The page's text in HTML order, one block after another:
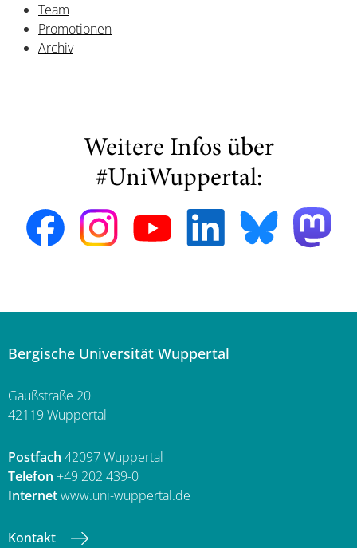
Team
Promotionen
Archiv
Weitere Infos über
#UniWuppertal:
Bergische Universität Wuppertal
Gaußstraße 20
42119 Wuppertal
Postfach 42097 Wuppertal
Telefon +49 202 439-0
Internetwww.uni-wuppertal.de
Kontakt